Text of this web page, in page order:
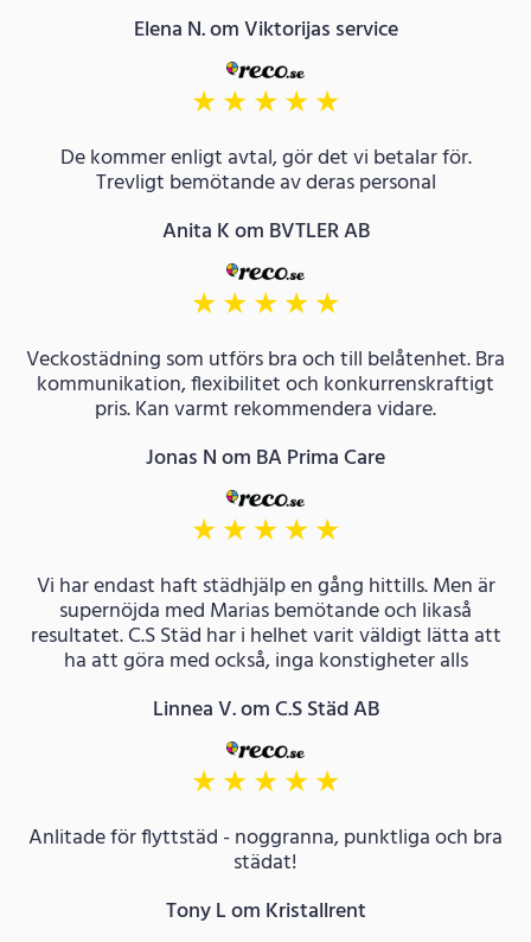
Elena N. om Viktorijas service
★★★★★
De kommer enligt avtal, gör det vi betalar för.
Trevligt bemötande av deras personal
Anita K om BVTLER AB
★★★★★
Veckostädning som utförs bra och till belåtenhet. Bra
kommunikation, flexibilitet och konkurrenskraftigt
pris. Kan varmt rekommendera vidare.
Jonas N om BA Prima Care
★★★★★
Vi har endast haft städhjälp en gång hittills. Men är
supernöjda med Marias bemötande och likaså
resultatet. C.S Städ har i helhet varit väldigt lätta att
ha att göra med också, inga konstigheter alls
Linnea V. om C.S Städ AB
★★★★★
Anlitade för flyttstäd - noggranna, punktliga och bra
städat!
Tony L om Kristallrent